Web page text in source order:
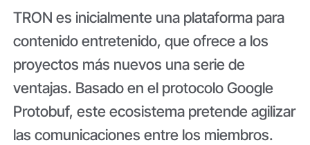
TRON es inicialmente una plataforma para
contenido entretenido, que ofrece a los
proyectos más nuevos una serie de
ventajas. Basado en el protocolo Google
Protobuf, este ecosistema pretende agilizar
las comunicaciones entre los miembros.